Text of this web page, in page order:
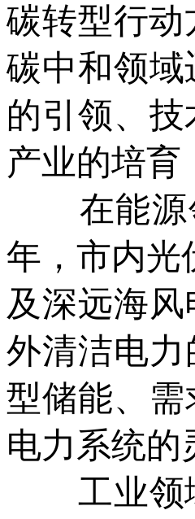
碳转型行
碳中和领
的引领、
产业的培育
在能源领
年，市内光
及深远海
外清洁电
型储能、
电力系统的
工业领域